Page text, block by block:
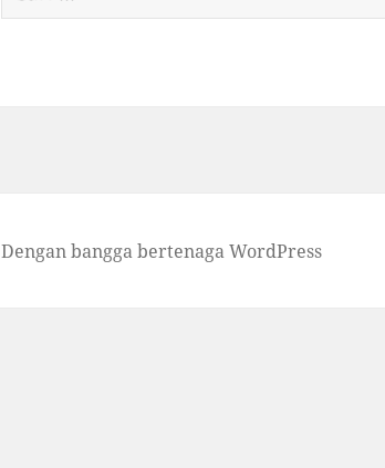
untuk:
Dengan bangga bertenaga WordPress